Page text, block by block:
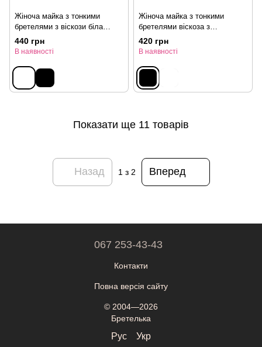
Жіноча майка з тонкими
бретелями з віскози біла
Sevim 567 S
440 грн
В наявності
Жіноча майка з тонкими
бретелями віскоза з
мереживом чорна Sevim 380
M
420 грн
В наявності
Показати ще 11 товарів
Назад 1 з 2 Вперед
067 253-43-43
Контакти
Повна версія сайту
© 2004—2026
Бретелька
Рус Укр